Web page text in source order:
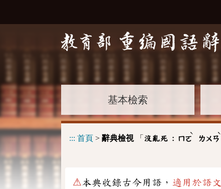
基本檢索
::: 首頁 > 辭典檢視「 沒亂死 : ㄇㄛ
ˋ
ㄌㄨㄢ
ˋ
⚠本典收錄古今用語， 適用於語